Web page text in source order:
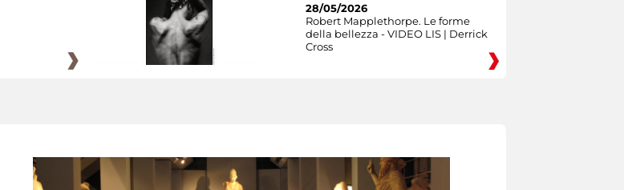
28/05/2026
Robert Mapplethorpe. Le forme
della bellezza - VIDEO LIS | Derrick
Cross